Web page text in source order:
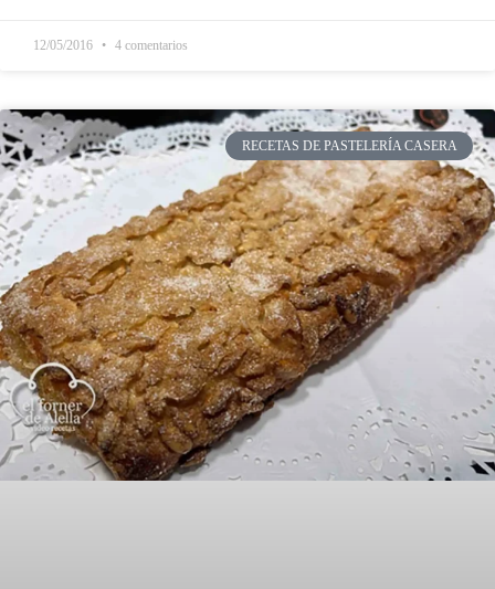
12/05/2016 4 comentarios
RECETAS DE PASTELERÍA CASERA